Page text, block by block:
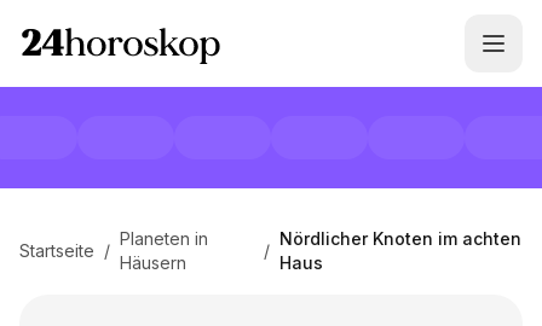
Startseite /
Planeten in
Häusern
/
Nördlicher Knoten im achten
Haus